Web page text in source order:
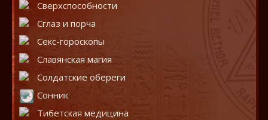
Сверхспособности
Сглаз и порча
Секс-гороскопы
Славянская магия
Солдатские обереги
Сонник
Тибетская медицина